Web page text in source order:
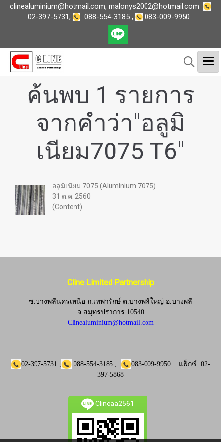
clinealuminium@hotmail.com, malonys2002@hotmail.com
02-397-5731, 088-554-3185, 083-009-9950
ค้นพบ 1 รายการ
จากคำว่า"อลูมิ
เนียม7075 T6"
อลูมิเนียม 7075 (Aluminium 7075)
31 ต.ค. 2560
(Content)
Cline Limited Partnership
ซ.บางพลีนครเหนือ ถ.เทพารักษ์ ต.บางพลีใหญ่ อ.บางพลี
จ.สมุทรปราการ 10540
Clinealuminium@hotmail.com
02-397-5731 , 088-554-3185 , 083-009-9950 แฟ็กซ์. 02-
397-5868
Clineaa2561